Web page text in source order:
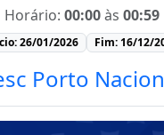
Horário: 00:00às 00:59
26/01/2026 Fim: 16/12/
Porto